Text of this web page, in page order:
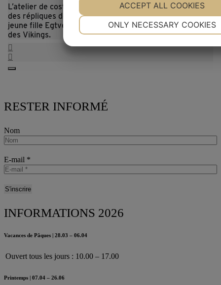
L’atelier de costumes est un atelier de travail qui produit
des répliques de costumes, de la jupe en ficelle de la
jeune fille Egtved aux magnifiques costumes de l’âge
des Vikings.
RESTER INFORMÉ
Nom
E-mail *
INFORMATIONS 2026
Vacances de Pâques | 28.03 – 06.04
Ouvert tous les jours : 10.00 – 17.00
Printemps | 07.04 – 26.06
YES NO YES NO
ONLY NECESSARY COOKIES
ACCEPT ALL COOKIES